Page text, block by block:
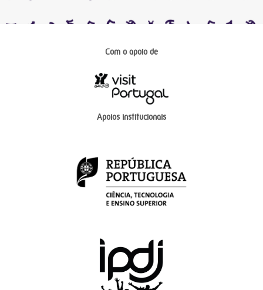
Com o apoio de
Apoios institucionais